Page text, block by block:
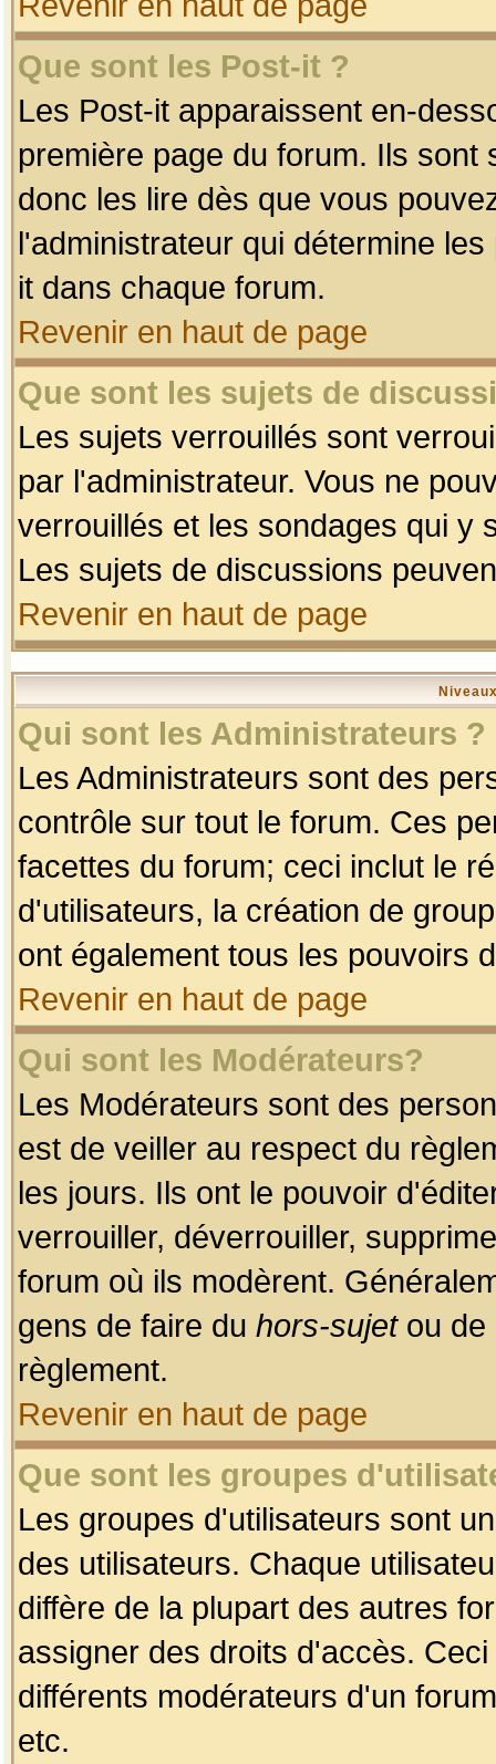
Que sont les Post-it ?
Les Post-it apparaissent en-
première page du forum. Ils
donc les lire dès que vous
l'administrateur qui détermine
it dans chaque forum.
Revenir en haut de page
Que sont les sujets de
Les sujets verrouillés sont
par l'administrateur. Vous ne
verrouillés et les sondages qui y
Les sujets de discussions
Revenir en haut de page
Qui sont les Administrateurs ?
Les Administrateurs sont des
contrôle sur tout le forum. Ces
facettes du forum; ceci inclut le
d'utilisateurs, la création de
ont également tous les pouvoirs
Revenir en haut de page
Qui sont les Modérateurs?
Les Modérateurs sont des
est de veiller au respect du
les jours. Ils ont le pouvoir
verrouiller, déverrouiller,
forum où ils modèrent.
gens de faire du hors-sujetou de
règlement.
Revenir en haut de page
Que sont les groupes
Les groupes d'utilisateurs sont
des utilisateurs. Chaque
diffère de la plupart des autres
assigner des droits d'accès.
différents modérateurs d'un
etc.